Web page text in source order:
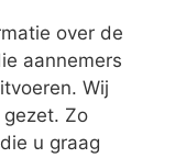
over de
aannemers
Wij
Zo
u graag